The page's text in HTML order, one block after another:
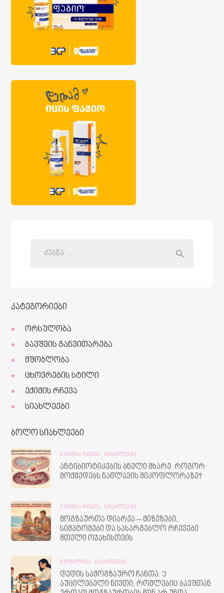
კატეგორიები
ორსულობა
ბავშვის განვითარება
მშობლობა
ცხოვრების სტილი
ექიმის რჩევა
სიახლეები
ბოლო სიახლეები
ᲔᲥᲘᲛᲘᲡ ᲠᲩᲔᲕᲐ, ᲡᲘᲐᲮᲚᲔᲔᲑᲘ
ანტიბიოტიკების ბნელი მხარე: როგორ
მოქმედებს ნაწლავის მიკოფლორაზე?
ᲔᲥᲘᲛᲘᲡ ᲠᲩᲔᲕᲐ, ᲡᲘᲐᲮᲚᲔᲔᲑᲘ
მოგზაურთა დიარეა – მიზეზები,
სიმპტომები და სასარგებლო რჩევები
მთელი ოჯახისთვის
ᲛᲨᲝᲑᲚᲝᲑᲐ, ᲡᲘᲐᲮᲚᲔᲔᲑᲘ
დედის სამოგზაურო ჩანთა: 3
აუცილებელი ნივთი, რომლებიც ბავშთან